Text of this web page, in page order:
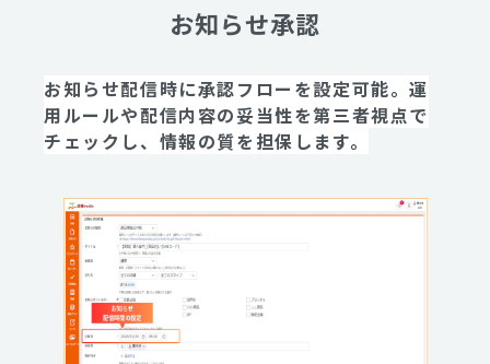
お知らせ承認
お知らせ配信時に承認フローを設定可能。運
用ルールや配信内容の妥当性を第三者視点で
チェックし、情報の質を担保します。